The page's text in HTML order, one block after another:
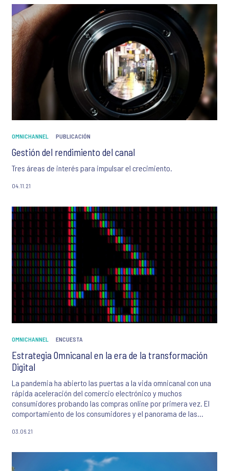
OMNICHANNEL PUBLICACIÓN
Gestión del rendimiento del canal
Tres áreas de interés para impulsar el crecimiento.
04.11.21
OMNICHANNEL ENCUESTA
Estrategia Omnicanal en la era de la transformación
Digital
La pandemia ha abierto las puertas a la vida omnicanal con una
rápida aceleración del comercio electrónico y muchos
consumidores probando las compras online por primera vez. El
comportamiento de los consumidores y el panorama de las
últimas perspectivas y opiniones de Ipsos.
03.06.21